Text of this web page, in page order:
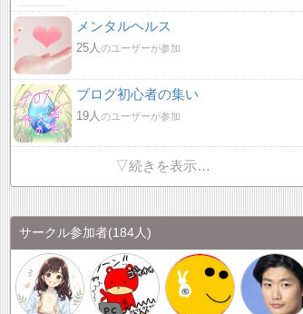
メンタルヘルス
25人のユーザーが参加
ブログ初心者の集い
19人のユーザーが参加
▽続きを表示…
サークル参加者(184人)